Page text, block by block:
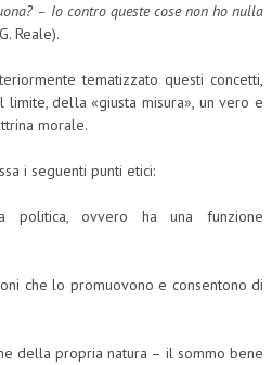
– Io contro queste cose non ho nulla
Reale).
tematizzato questi concetti,
della «giusta misura», un vero e
morale.
i seguenti punti etici:
politica, ovvero ha una funzione
che lo promuovono e consentono di
della propria natura – il sommo bene